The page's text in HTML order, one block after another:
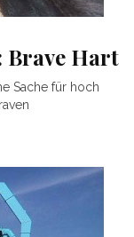
Brave Hart
Sache für hoch